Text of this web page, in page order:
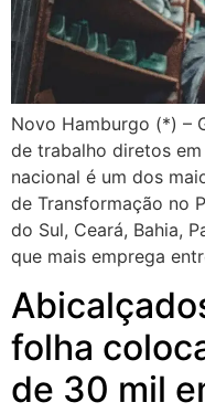
Novo Hamburgo (*) –
de trabalho diretos
nacional é um dos
de Transformação no
do Sul, Ceará, Bahia,
que mais emprega
folha
de 30 mil